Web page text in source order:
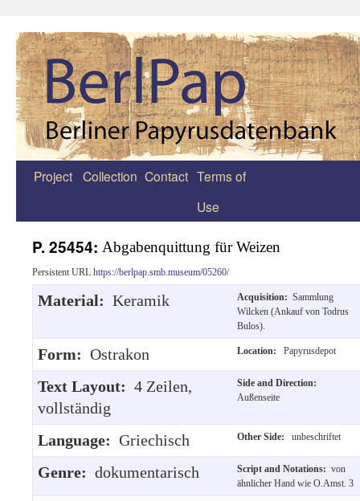
Zum
Project Collection Contact Terms of
Use
P. 25454: Abgabenquittung für Weizen
Persistent URL https://berlpap.smb.museum/05260/
Material: Keramik Acquisition: Sammlung
Wilcken (Ankauf von Todrus
Bulos).
Form: Ostrakon Location: Papyrusdepot
Text Layout: 4 Zeilen,
vollständig
Side and Direction:
Außenseite
Language: Griechisch Other Side: unbeschriftet
Genre: dokumentarisch Script and Notations: von
ähnlicher Hand wie O.Amst. 3